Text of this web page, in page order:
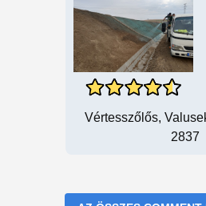
Vértesszőlős,
2837